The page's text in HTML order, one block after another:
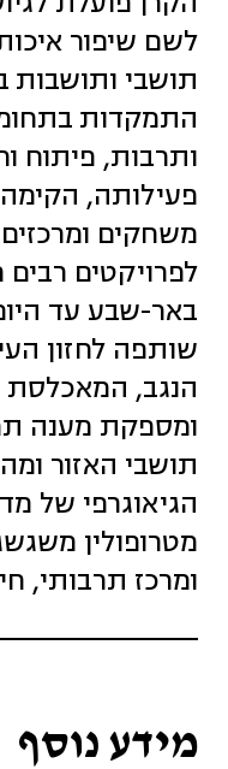
לשם שיפור
תושבי ותושבות
התמקדות
ותרבות, פיתוח
פעילותה,
משחקים
לפרויקטים
באר-שבע עד
שותפה לחזון
ומספקת מענה
תושבי האזור
הגיאוגרפי של
מטרופולין
ומרכז תרבותי,
מידע נוסף